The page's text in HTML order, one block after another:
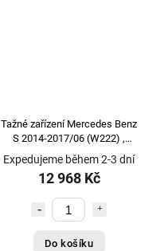
Tažné zařízení Mercedes Benz
S 2014-2017/06 (W222) ,
vertikální, GDW
Expedujeme během 2-3 dní
12 968 Kč
Do košíku